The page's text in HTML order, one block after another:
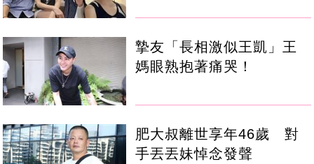
摯友「長相激似王凱」王
媽眼熟抱著痛哭！
肥大叔離世享年46歲 對
手丟丟妹悼念發聲